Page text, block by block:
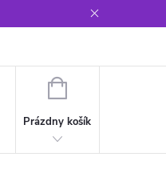
NÁKUPNÝ
Prázdny košík